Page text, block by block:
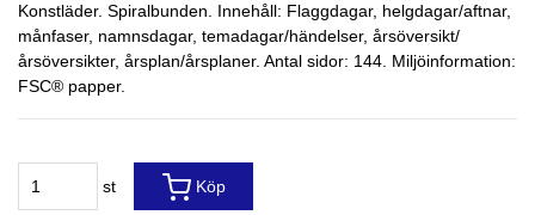
Konstläder. Spiralbunden. Innehåll: Flaggdagar, helgdagar/aftnar,
månfaser, namnsdagar, temadagar/händelser, årsöversikt/
årsöversikter, årsplan/årsplaner. Antal sidor: 144. Miljöinformation:
FSC® papper.
st Köp